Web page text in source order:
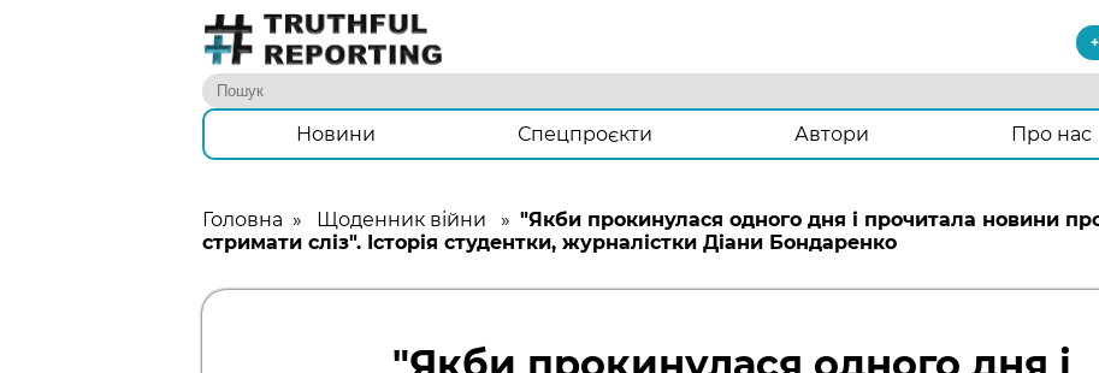
+
Новини Спецпроєкти Автори Про нас
Головна » Щоденник війни » "Якби прокинулася одного дня і прочитала новини
стримати сліз". Історія студентки, журналістки Діани Бондаренко
"Якби прокинулася одного дня і